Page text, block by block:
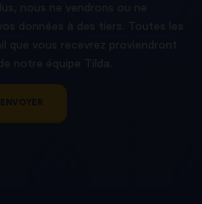
nous ne vendrons ou ne
données à des tiers. Toutes les
que vous recevrez proviendront
notre équipe Tilda.
ENVOYER